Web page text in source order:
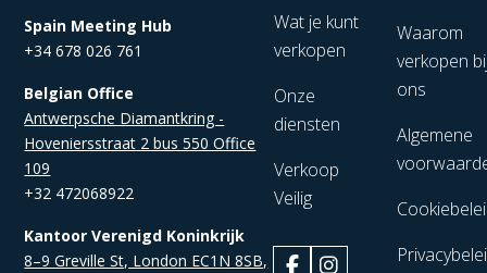
Spain Meeting Hub
+34 678 026 761
Belgian Office
Antwerpsche Diamantkring -
Hoveniersstraat 2 bus 550 Office
109
+32 472068922
Kantoor Verenigd Koninkrijk
8–9 Greville St, London EC1N 8SB,
Wat je kunt
verkopen
Onze
diensten
Verkoop
Veilig
Waarom
verkopen
ons
Algemene